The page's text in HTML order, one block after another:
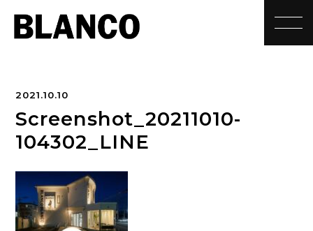
2021.10.10
Screenshot_20211010-
104302_LINE